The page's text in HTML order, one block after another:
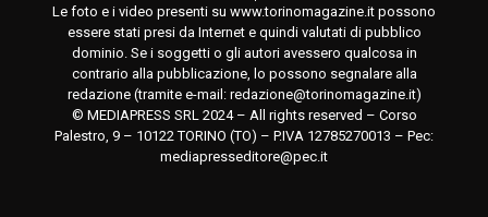
Le foto e i video presenti su www.torinomagazine.it possono
essere stati presi da Internet e quindi valutati di pubblico
dominio. Se i soggetti o gli autori avessero qualcosa in
contrario alla pubblicazione, lo possono segnalare alla
redazione (tramite e-mail: redazione@torinomagazine.it)
© MEDIAPRESS SRL 2024 – All rights reserved – Corso
Palestro, 9 – 10122 TORINO (TO) – P.IVA 12785270013 – Pec:
mediapresseditore@pec.it